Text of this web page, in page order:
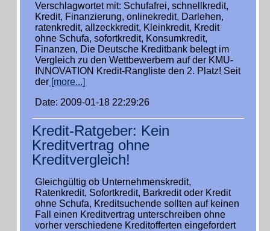
Verschlagwortet mit: Schufafrei, schnellkredit,
Kredit, Finanzierung, onlinekredit, Darlehen,
ratenkredit, allzeckkredit, Kleinkredit, Kredit
ohne Schufa, sofortkredit, Konsumkredit,
Finanzen, Die Deutsche Kreditbank belegt im
Vergleich zu den Wettbewerbern auf der KMU-
INNOVATION Kredit-Rangliste den 2. Platz! Seit
der [more...]
Date: 2009-01-18 22:29:26
Kredit-Ratgeber: Kein
Kreditvertrag ohne
Kreditvergleich!
Gleichgültig ob Unternehmenskredit,
Ratenkredit, Sofortkredit, Barkredit oder Kredit
ohne Schufa, Kreditsuchende sollten auf keinen
Fall einen Kreditvertrag unterschreiben ohne
vorher verschiedene Kreditofferten eingefordert